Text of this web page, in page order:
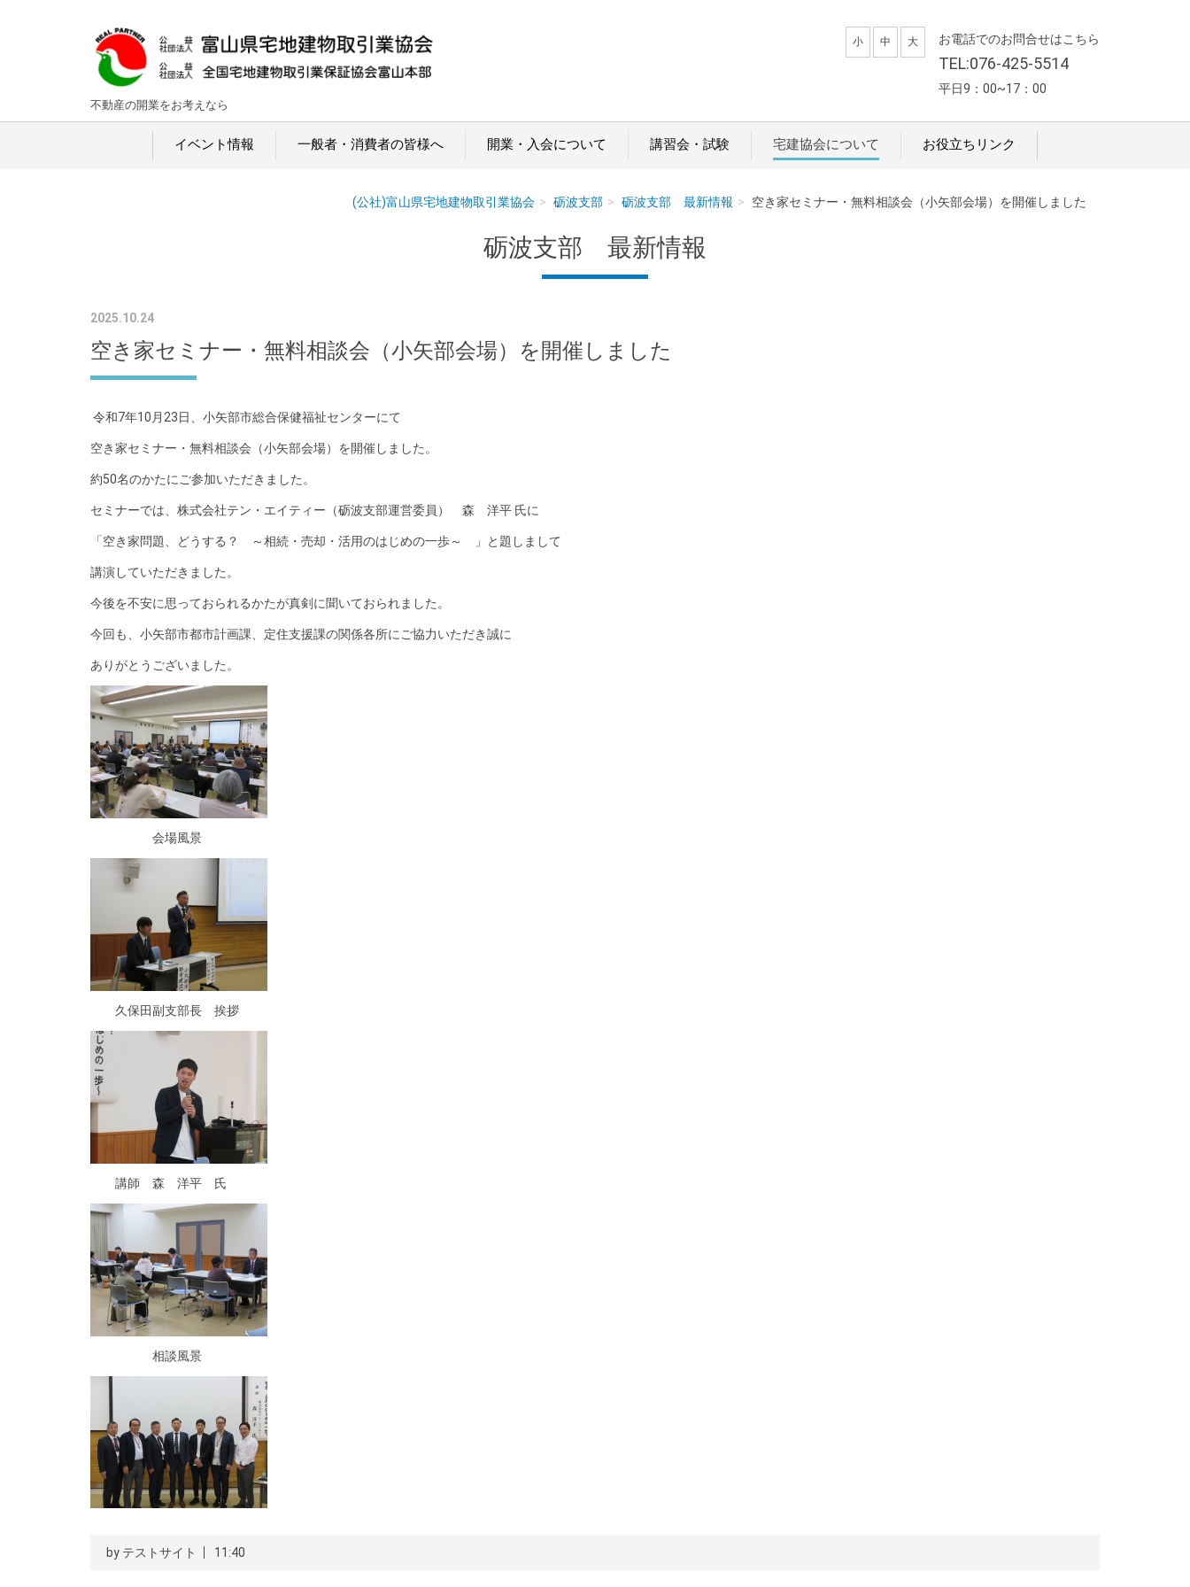
不動産の開業をお考えなら
お電話でのお問合せはこちら
TEL:076-425-5514
平日9：00~17：00
小 中 大
イベント情報 一般者・消費者の皆様へ 開業・入会について 講習会・試験 宅建協会について お役立ちリンク
(公社)富山県宅地建物取引業協会 砺波支部 砺波支部 最新情報 空き家セミナー・無料相談会（小矢部会場）を開催しました
砺波支部 最新情報
2025.10.24
空き家セミナー・無料相談会（小矢部会場）を開催しました
令和7年10月23日、小矢部市総合保健福祉センターにて
空き家セミナー・無料相談会（小矢部会場）を開催しました。
約50名のかたにご参加いただきました。
セミナーでは、株式会社テン・エイティー（砺波支部運営委員） 森 洋平 氏に
「空き家問題、どうする？ ～相続・売却・活用のはじめの一歩～ 」と題しまして
講演していただきました。
今後を不安に思っておられるかたが真剣に聞いておられました。
今回も、小矢部市都市計画課、定住支援課の関係各所にご協力いただき誠に
ありがとうございました。
会場風景
久保田副支部長 挨拶
講師 森 洋平 氏
相談風景
by テストサイト 11:40